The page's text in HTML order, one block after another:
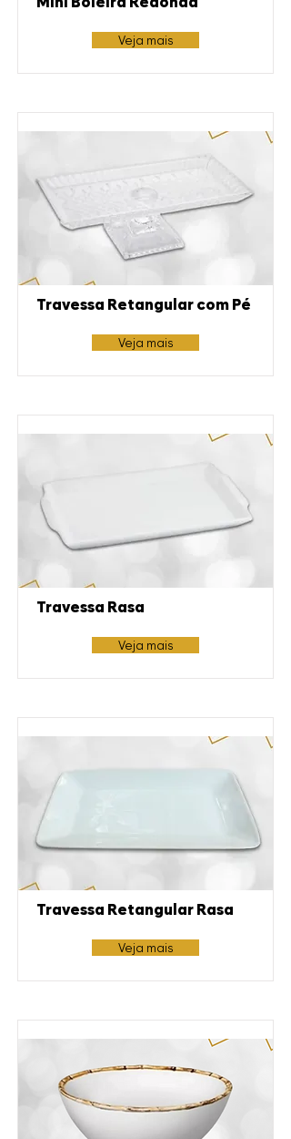
Veja mais
Travessa Retangular com Pé
Veja mais
Travessa Rasa
Veja mais
Travessa Retangular Rasa
Veja mais